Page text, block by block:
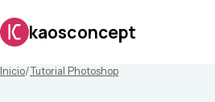
kaosconcept
Inicio/Tutorial Photoshop